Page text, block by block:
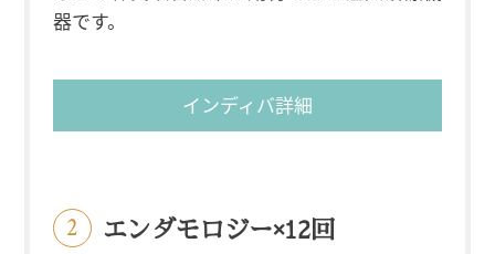
器です。
インディバ詳細
エンダモロジー×12回